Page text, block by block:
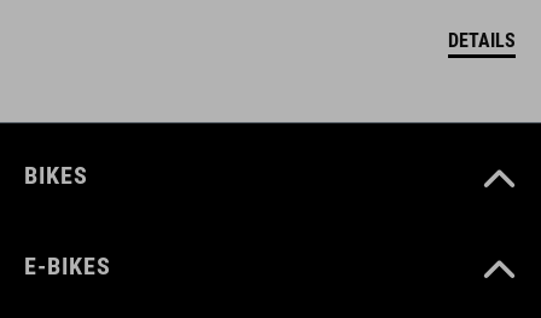
DETAILS
BIKES
E-BIKES